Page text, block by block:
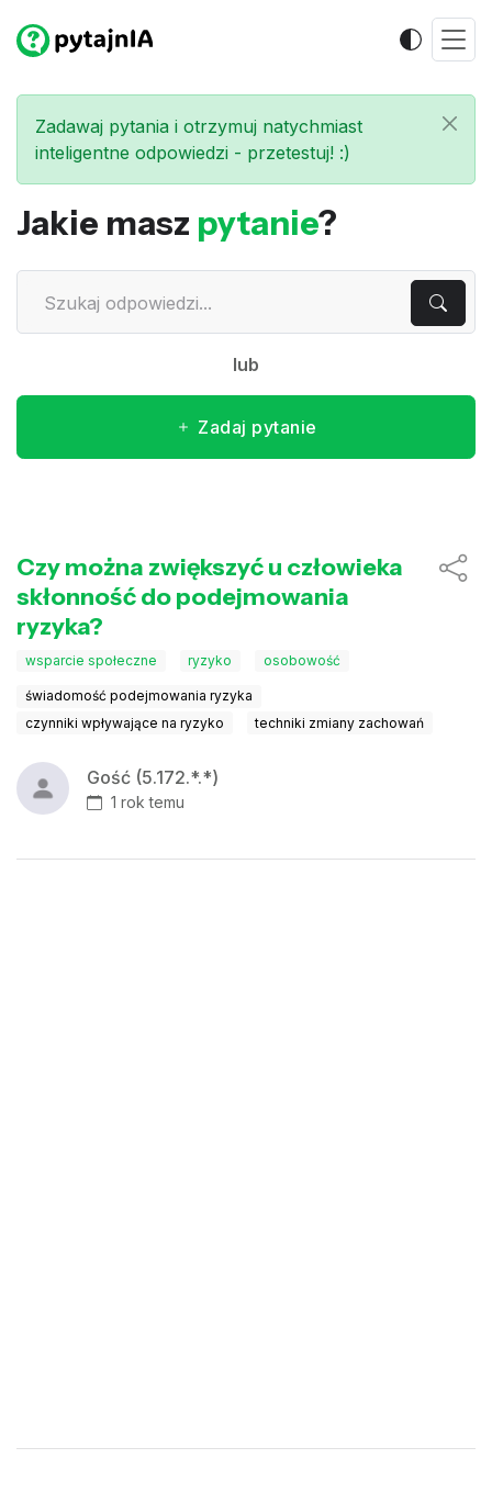
Zadawaj pytania i otrzymuj natychmiast
inteligentne odpowiedzi - przetestuj! :)
Jakie masz pytanie?
lub
Zadaj pytanie
Czy można zwiększyć u człowieka
skłonność do podejmowania
ryzyka?
wsparcie społeczne ryzyko osobowość
świadomość podejmowania ryzyka
czynniki wpływające na ryzyko
techniki zmiany zachowań
Gość (5.172.*.*)
1 rok temu